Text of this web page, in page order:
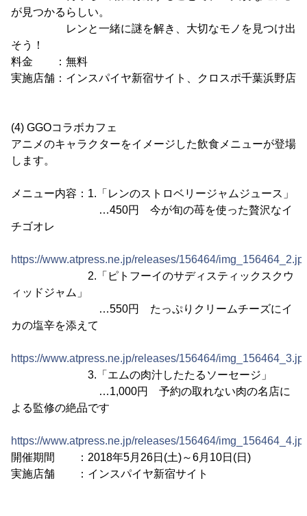
が見つかるらしい。
レンと一緒に謎を解き、大切なモノを見つけ出
そう！
料金 ：無料
実施店舗：インスパイヤ新宿サイト、クロスポ千葉浜野店
(4) GGOコラボカフェ
アニメのキャラクターをイメージした飲食メニューが登場
します。
メニュー内容：1.「レンのストロベリージャムジュース」
…450円 今が旬の苺を使った贅沢なイ
チゴオレ
https://www.atpress.ne.jp/releases/156464/
2.「ピトフーイのサディスティックスクウ
ィッドジャム」
…550円 たっぷりクリームチーズにイ
カの塩辛を添えて
https://www.atpress.ne.jp/releases/156464/
3.「エムの肉汁したたるソーセージ」
…1,000円 予約の取れない肉の名店に
よる監修の絶品です
https://www.atpress.ne.jp/releases/156464/
開催期間 ：2018年5月26日(土)～6月10日(日)
実施店舗 ：インスパイヤ新宿サイト